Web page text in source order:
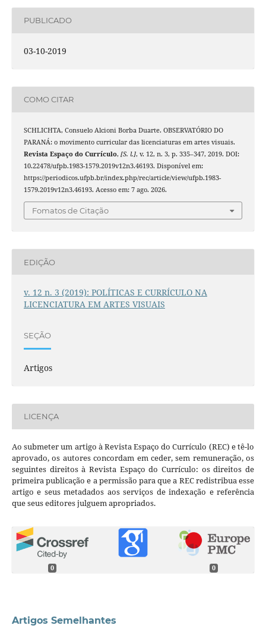
PUBLICADO
03-10-2019
COMO CITAR
SCHLICHTA, Consuelo Alcioni Borba Duarte. OBSERVATÓRIO DO
PARANÁ: o movimento curricular das licenciaturas em artes visuais.
Revista Espaço do Currículo, [S. l.], v. 12, n. 3, p. 335–347, 2019. DOI:
10.22478/ufpb.1983-1579.2019v12n3.46193. Disponível em:
https://periodicos.ufpb.br/index.php/rec/article/view/ufpb.1983-
1579.2019v12n3.46193. Acesso em: 7 ago. 2026.
Fomatos de Citação
EDIÇÃO
v. 12 n. 3 (2019): POLÍTICAS E CURRÍCULO NA
LICENCIATURA EM ARTES VISUAIS
SEÇÃO
Artigos
LICENÇA
Ao submeter um artigo à Revista Espaço do Currículo (REC) e tê-lo
aprovado, os autores concordam em ceder, sem remuneração, os
seguintes direitos à Revista Espaço do Currículo: os direitos de
primeira publicação e a permissão para que a REC redistribua esse
artigo e seus metadados aos serviços de indexação e referência
que seus editores julguem apropriados.
0 0
Artigos Semelhantes